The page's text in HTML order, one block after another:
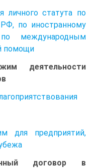
личного статута по
по иностранному
международным
помощи
деятельности
для предприятий,
договор в